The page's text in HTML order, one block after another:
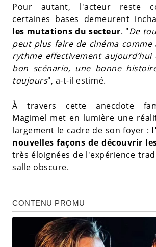
Pour autant, l'acteur reste
certaines bases demeurent
les mutations du secteur. "De
peut plus faire de cinéma comme
rythme effectivement aujourd’hui
bon scénario, une bonne
toujours", a-t-il estimé.
À travers cette anecdote
Magimel met en lumière une
largement le cadre de son foyer :
nouvelles façons de découvrir
très éloignées de l'expérience
salle obscure.